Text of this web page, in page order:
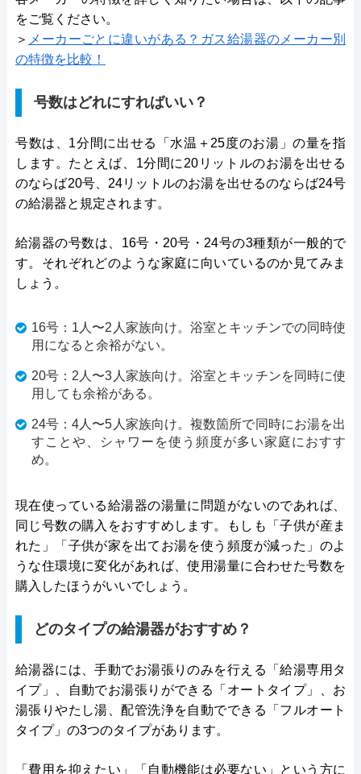
をご覧ください。
＞ メーカーごとに違いがある？ガス給湯器のメーカー別
の特徴を比較！
号数はどれにすればいい？
号数は、1分間に出せる「水温＋25度のお湯」の量を指
します。たとえば、1分間に20リットルのお湯を出せる
のならば20号、24リットルのお湯を出せるのならば24号
の給湯器と規定されます。
給湯器の号数は、16号・20号・24号の3種類が一般的で
す。それぞれどのような家庭に向いているのか見てみま
しょう。
16号：1人〜2人家族向け。浴室とキッチンでの同時使
用になると余裕がない。
20号：2人〜3人家族向け。浴室とキッチンを同時に使
用しても余裕がある。
24号：4人〜5人家族向け。複数箇所で同時にお湯を出
すことや、シャワーを使う頻度が多い家庭におすす
め。
現在使っている給湯器の湯量に問題がないのであれば、
同じ号数の購入をおすすめします。もしも「子供が産ま
れた」「子供が家を出てお湯を使う頻度が減った」のよ
うな住環境に変化があれば、使用湯量に合わせた号数を
購入したほうがいいでしょう。
どのタイプの給湯器がおすすめ？
給湯器には、手動でお湯張りのみを行える「給湯専用タ
イプ」、自動でお湯張りができる「オートタイプ」、お
湯張りやたし湯、配管洗浄を自動でできる「フルオート
タイプ」の3つのタイプがあります。
「費用を抑えたい」「自動機能は必要ない」という方に